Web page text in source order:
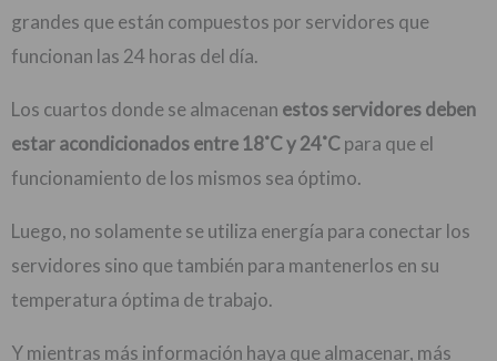
grandes que están compuestos por servidores que
funcionan las 24 horas del día.
Los cuartos donde se almacenan estos servidores deben
estar acondicionados entre 18˚C y 24˚Cpara que el
funcionamiento de los mismos sea óptimo.
Luego, no solamente se utiliza energía para conectar los
servidores sino que también para mantenerlos en su
temperatura óptima de trabajo.
Y mientras más información haya que almacenar, más